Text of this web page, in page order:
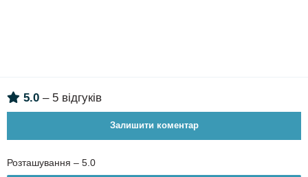
5.0 – 5 відгуків
Залишити коментар
Розташування – 5.0